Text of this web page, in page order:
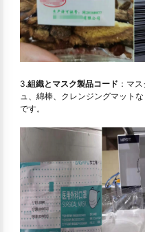
3.組織とマスク製品コード ：マ
ュ、綿棒、クレンジングマット
です。